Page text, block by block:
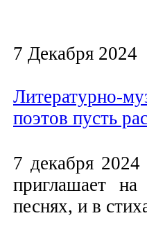
7 Декабря 2024
Литературно-
поэтов пусть
7 декабря
приглашает
песнях, и в